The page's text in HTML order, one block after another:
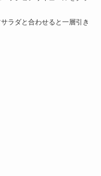
ラダと合わせると一層引き